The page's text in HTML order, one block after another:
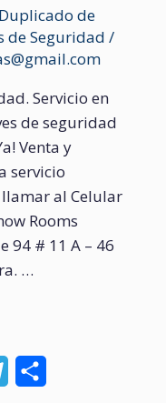
Duplicado de
de Seguridad /
Servicio en
de seguridad
Venta y
servicio
al Celular
Rooms
94 # 11 A – 46
…